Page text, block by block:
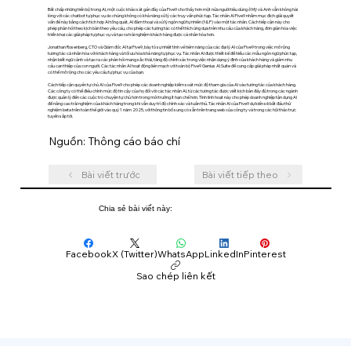
Bất chấp những tiến bộ trong AI, một cuộc khảo sát gần đây của Five9 cho thấy hơn một nửa người tiêu dùng ở Mỹ và Anh vẫn không hài
lòng với các chatbot tự phục vụ do chúng không có khả năng xử lý các truy vấn phức tạp. Tác nhân AI Five9 nhằm mục đích giải quyết
vấn đề này bằng cách tích hợp AI tổng quát, AI đàm thoại và xử lý ngôn ngữ tự nhiên (NLP) vào một tác nhân. Cách tiếp cận này cho
phép phản hồi theo kịch bản theo yêu cầu, cho phép các tương tác có thể thích ứng dựa trên nhu cầu của khách hàng, đơn giản hóa việc
triển khai các giải pháp tự phục vụ và tạo ra trải nghiệm khách hàng được cá nhân hóa hơn.
Jonathan Rosenberg, CTO và Giám đốc AI tại Five9, bày tỏ sự nhiệt tình về tiềm năng của các đại lý AI của Five9 trong việc mở rộng
tương tác cá nhân hóa với khách hàng và tối ưu hóa khả năng tự phục vụ. Tác nhân AI được thiết kế để hiểu các mẫu ngôn ngữ phức tạp,
nhận biết ngữ cảnh và tạo ra các phản hồi mang sắc thái, tăng độ chính xác trong việc nhận dạng ý định của khách hàng và giảm nhu
cầu can thiệp của con người. Các tác nhân AI hoạt động liền mạch với toàn bộ Five9 Genius AI Suite để cung cấp giải pháp nhất quán và
có thể mở rộng cho các yêu cầu tự phục vụ của bạn.
Cách tiếp cận quyền tự chủ AI của Five9 cho phép các doanh nghiệp kiểm soát mức độ tham gia của AI vào tương tác của khách hàng.
Các công ty có thể điều chỉnh mức độ tin cậy của họ đối với các tác nhân AI, từ các tương tác được viết kịch bản đầy đủ trong các ngành
được quản lý đến các cuộc trò chuyện tự chủ hơn trong môi trường ít hạn chế hơn. Tính linh hoạt này cho phép doanh nghiệp tận dụng AI
để nâng cao trải nghiệm của khách hàng trong khi vẫn duy trì độ chính xác và tuân thủ. Tác nhân AI của Five9 dự kiến ​​​​sẽ bắt đầu thử
nghiệm beta trên toàn thế giới vào quý 1 năm 2025, với thông tin bổ sung có sẵn trên trang web của công ty và trong các hội thảo trực
tuyến sắp tới.
Nguồn: Thông cáo báo chí
Bài viết trước Bài viết tiếp theo
Chia sẻ bài viết này:
FacebookX (Twitter)WhatsAppLinkedInPinterest
Sao chép liên kết